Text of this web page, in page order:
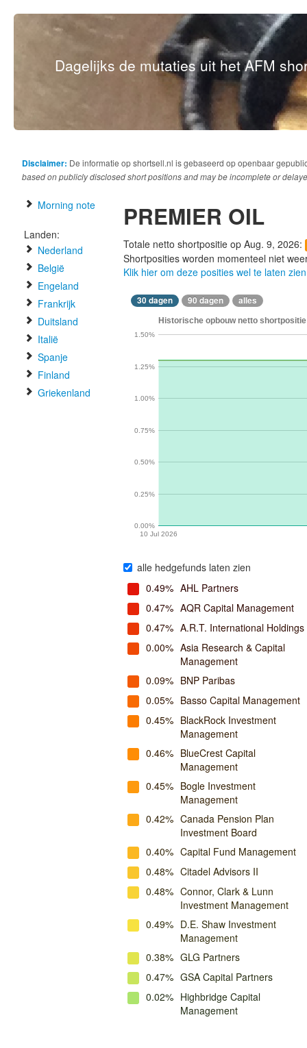
Dagelijks de mutaties uit het AFM
Disclaimer: De informatie op shortsell.nl is gebaseerd op openbaar
based on publicly disclosed short positions and may be incomplete or
Morning note
Landen:
Nederland
België
Engeland
Frankrijk
Duitsland
Italië
Spanje
Finland
Griekenland
PREMIER OIL
Totale netto shortpositie op Aug. 9, 2026:
Shortposities worden momenteel niet
Klik hier om deze posities wel te laten zien
30 dagen 90 dagen alles
Historische opbouw netto
10 Jul 2026
0.00%
0.25%
0.50%
0.75%
1.00%
1.25%
1.50%
alle hedgefunds laten zien
0.49% AHL Partners
0.47% AQR Capital Management
0.47% A.R.T. International Holdings
0.00% Asia Research & Capital
Management
0.09% BNP Paribas
0.05% Basso Capital Management
0.45% BlackRock Investment
Management
0.46% BlueCrest Capital
Management
0.45% Bogle Investment
Management
0.42% Canada Pension Plan
Investment Board
0.40% Capital Fund Management
0.48% Citadel Advisors II
0.48% Connor, Clark & Lunn
Investment Management
0.49% D.E. Shaw Investment
Management
0.38% GLG Partners
0.47% GSA Capital Partners
0.02% Highbridge Capital
Management